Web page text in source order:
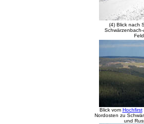
(4) Blick nach
Blick vom Hochfirst
Nordosten zu
und